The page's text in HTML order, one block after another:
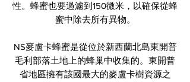
性。蜂蜜也要過濾到150微米，以確保從蜂
蜜中除去所有異物。
NS麥盧卡蜂蜜是從位於新西蘭北島東開普
毛利部落土地上的蜂巢中收集的。東開普
省地區擁有該國最大的麥盧卡樹資源之